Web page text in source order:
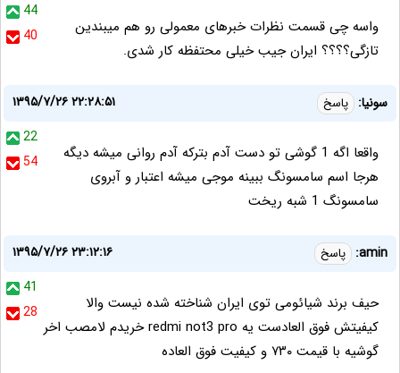
44
40
واسه چی قسمت نظرات خبرهای معمولی رو هم میبندین
تازگی؟؟؟؟ ایران جیب خیلی محتفظه کار شدی.
سونیا: پاسخ
۱۳۹۵/۷/۲۶ ۲۲:۲۸:۵۱
22
54
واقعا اگه 1 گوشی تو دست آدم بترکه آدم روانی میشه دیگه
هرجا اسم سامسونگ ببینه موجی میشه اعتبار و آبروی
سامسونگ 1 شبه ریخت
amin: پاسخ
۱۳۹۵/۷/۲۶ ۲۳:۱۲:۱۶
41
28
حیف برند شیائومی توی ایران شناخته شده نیست والا
کیفیتش فوق العادست یه redmi not3 pro خریدم لامصب اخر
گوشیه با قیمت ۷۳۰ و کیفیت فوق العاده